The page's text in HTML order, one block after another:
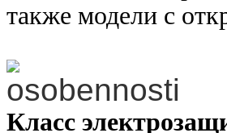
также модели с
Класс